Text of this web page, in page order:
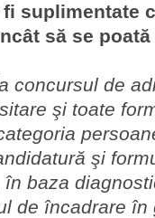
suplimentate
să se
concursul de
şi toate
şi
baza
de încadrare în